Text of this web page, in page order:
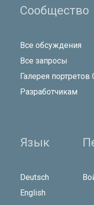
Сообщество
Все обсуждения
Все запросы
Галерея
Разработчикам
Язык
Deutsch
English